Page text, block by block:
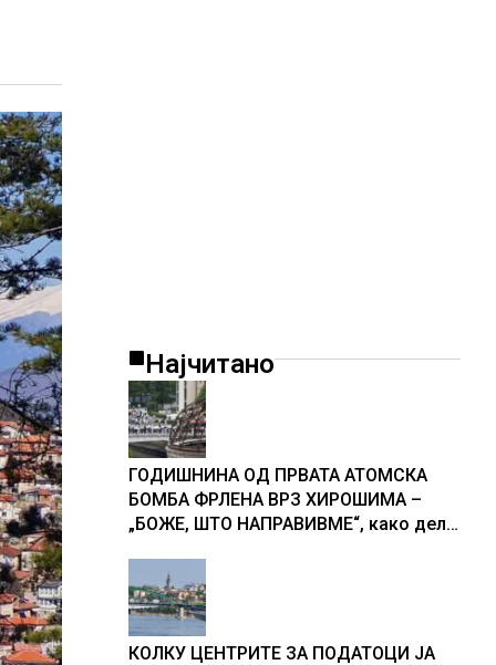
Најчитано
ГОДИШНИНА ОД ПРВАТА АТОМСКА
БОМБА ФРЛЕНА ВРЗ ХИРОШИМА –
„БОЖЕ, ШТО НАПРАВИВМЕ“, како дел
учесниците во бомбардирањето го
доживуваа овој настан што го
промени текот на историјата
КОЛКУ ЦЕНТРИТЕ ЗА ПОДАТОЦИ ЈА